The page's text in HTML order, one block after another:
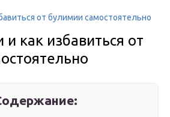
от булимии самостоятельно
как избавиться от